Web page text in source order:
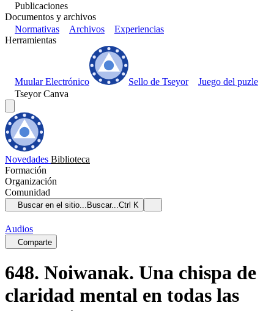
Publicaciones
Documentos y archivos
Normativas
Archivos
Experiencias
Herramientas
Muular Electrónico Sello de Tseyor
Juego del puzle
Tseyor Canva
Novedades Biblioteca
Formación
Organización
Comunidad
Buscar en el sitio... Buscar...Ctrl K
Audios
Comparte
648. Noiwanak. Una chispa de
claridad mental en todas las